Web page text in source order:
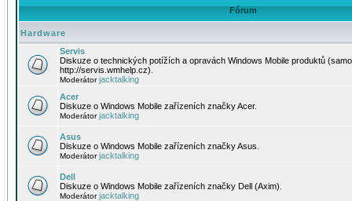
Fórum
Hardware
Servis
Diskuze o technických potížích a opravách Windows Mobile produktů
http://servis.wmhelp.cz).
Moderátorjacktalking
Acer
Diskuze o Windows Mobile zařízeních značky Acer.
Moderátorjacktalking
Asus
Diskuze o Windows Mobile zařízeních značky Asus.
Moderátorjacktalking
Dell
Diskuze o Windows Mobile zařízeních značky Dell (Axim).
Moderátorjacktalking